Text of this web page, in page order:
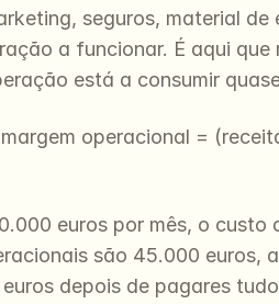
seguros, material
a funcionar. É aqui
está a consumir
margem operacional =
euros por mês, o
são 45.000 euros,
depois de pagares